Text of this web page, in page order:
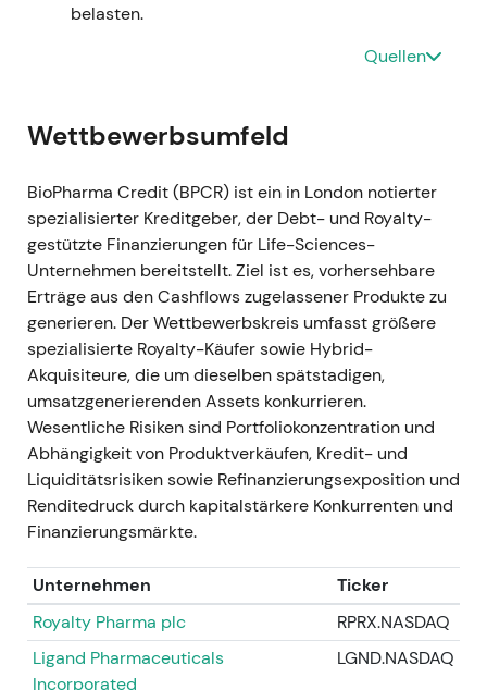
29. August 2025
RNS – Transaktion in eigenen Aktien (Korrektur
Rückkaufaktivitäten – und deren Korrekturen –
Managements, Kapitalrückgabemechanismen
einzusetzen; viele Marktteilnehmer
interpretierten dies als Zeichen, dass das
Management die Aktie für unterbewertet hält.
Technische Unterstützung baute sich auf; die
Rückkäufe wirkten als Kursboden.
24. September 2025
Halbjahresbericht (H1) veröffentlicht (RNS).
Die H1-Offenlegung betonte weiterhin
Einkommensgenerierung und Kreditmonitoring
im Portfolio; Investoren blieben auf die
Nachhaltigkeit der Ausschüttungen fokussiert.
Anhaltende Seitwärtsbewegung ohne
31. Dezember 2025
Veröffentlichung der Finanzkennzahlen zum
Jahresende: Aktienkurs (laut Website) 0,9160
belasten.
Quellen
Wettbewerbsumfeld
BioPharma Credit (BPCR) ist ein in London notierter
spezialisierter Kreditgeber, der Debt- und Royalty-
gestützte Finanzierungen für Life-Sciences-
Unternehmen bereitstellt. Ziel ist es, vorhersehbare
Erträge aus den Cashflows zugelassener Produkte zu
generieren. Der Wettbewerbskreis umfasst größere
spezialisierte Royalty-Käufer sowie Hybrid-
Akquisiteure, die um dieselben spätstadigen,
umsatzgenerierenden Assets konkurrieren.
Wesentliche Risiken sind Portfoliokonzentration und
Abhängigkeit von Produktverkäufen, Kredit- und
Liquiditätsrisiken sowie Refinanzierungsexposition und
Renditedruck durch kapitalstärkere Konkurrenten und
Finanzierungsmärkte.
Unternehmen
Ticker
Royalty Pharma plc
RPRX.NASDAQ
Ligand Pharmaceuticals
Incorporated
LGND.NASDAQ